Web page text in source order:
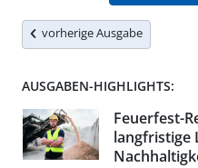
vorherige Ausgabe
AUSGABEN-HIGHLIGHTS:
Feuerfest-
langfristige